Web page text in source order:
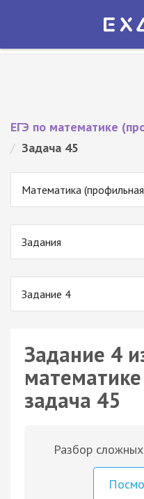
Экзамер — ЕГЭ
ЕГЭ по математике
/ Задача 45
Математика
Задания
Задание 4
Задание 4
задача 45
Разбор